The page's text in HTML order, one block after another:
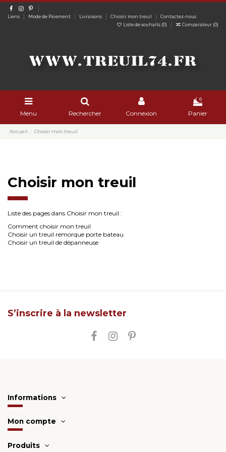
Liens Mode de Paiement Livraisons Choisir mon treuil
Contactez-nous
Liste de souhaits (0) Comparateur (0)
Menu Rechercher Connexion
0
Panier
Accueil Choisir mon treuil
Choisir mon treuil
Liste des pages dans Choisir mon treuil :
Comment choisir mon treuil
Choisir un treuil remorque porte bateau
Choisir un treuil de dépanneuse
S’inscrire à la newsletter
Informations
Mon compte
Produits